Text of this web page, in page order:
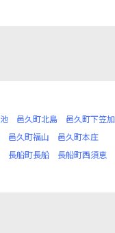
邑久町北島
邑久町下笠加
邑久町福山
邑久町本庄
長船町長船
長船町西須恵